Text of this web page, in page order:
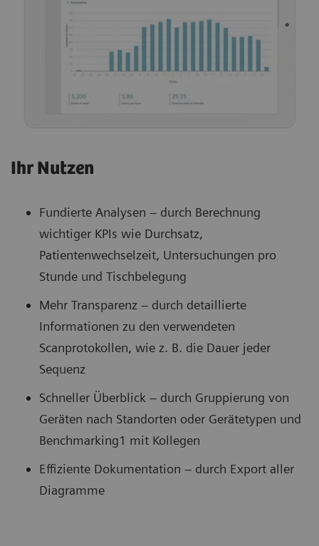
Ihr Nutzen
Fundierte Analysen – durch Berechnung
wichtiger KPIs wie Durchsatz,
Patientenwechselzeit, Untersuchungen pro
Stunde und Tischbelegung
Mehr Transparenz – durch detaillierte
Informationen zu den verwendeten
Scanprotokollen, wie z. B. die Dauer jeder
Sequenz
Schneller Überblick – durch Gruppierung von
Geräten nach Standorten oder Gerätetypen und
Benchmarking1 mit Kollegen
Effiziente Dokumentation – durch Export aller
Diagramme